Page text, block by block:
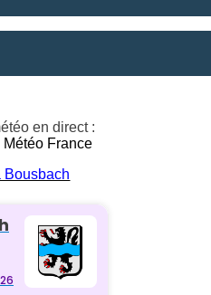
en direct :
Bousbach